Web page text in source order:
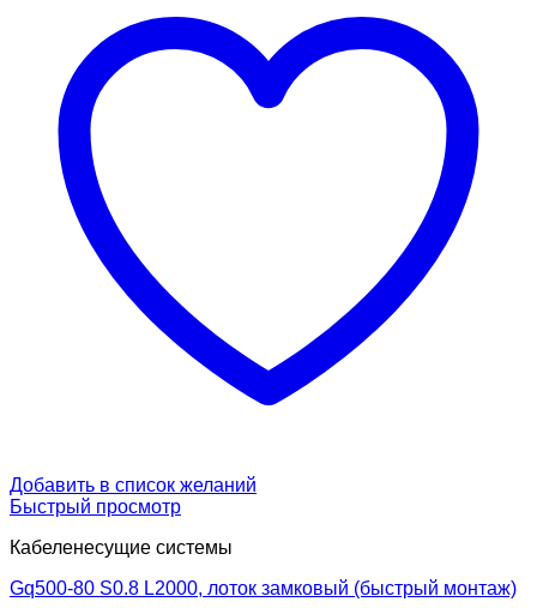
Добавить в список желаний
Быстрый просмотр
Кабеленесущие системы
Gq500-80 S0.8 L2000, лоток замковый (быстрый монтаж)